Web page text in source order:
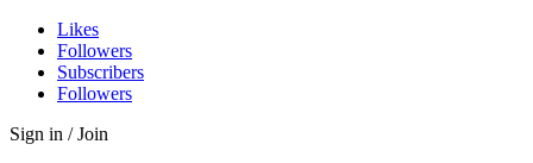
Likes
Followers
Subscribers
Followers
Sign in / Join